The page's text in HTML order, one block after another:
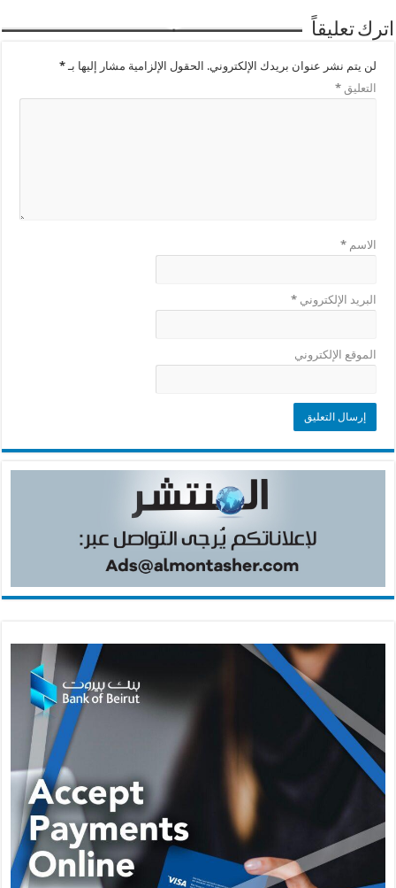
اترك تعليقاً
لن يتم نشر عنوان بريدك الإلكتروني. الحقول الإلزامية مشار إليها بـ*
التعليق*
الاسم*
البريد الإلكتروني*
الموقع الإلكتروني